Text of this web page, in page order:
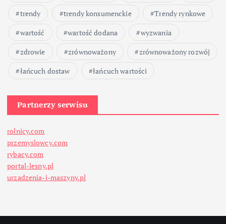
trendy
trendy konsumenckie
Trendy rynkowe
wartość
wartość dodana
wyzwania
zdrowie
zrównoważony
zrównoważony rozwój
łańcuch dostaw
łańcuch wartości
Partnerzy serwisu
rolnicy.com
przemyslowcy.com
rybacy.com
portal-lesny.pl
urzadzenia-i-maszyny.pl